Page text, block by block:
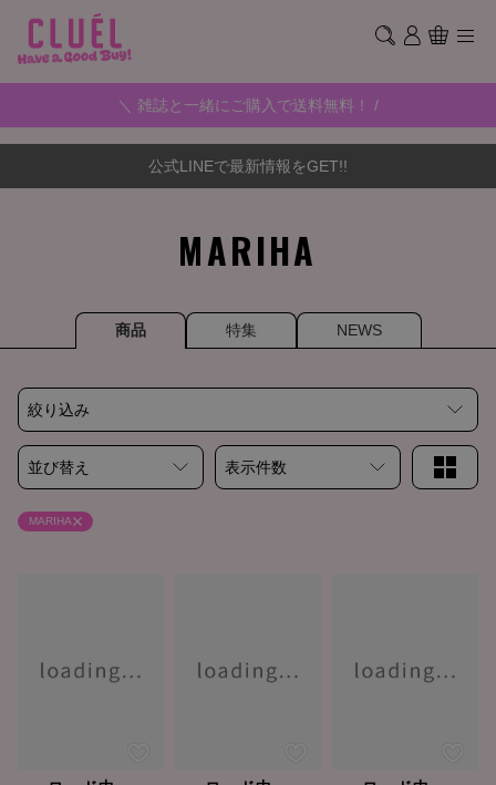
＼ 雑誌と一緒にご購入で送料無料！ /
公式LINEで最新情報をGET!!
MARIHA
商品 特集 NEWS
絞り込み
並び替え 表示件数
MARIHA